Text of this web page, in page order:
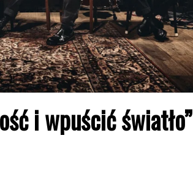
i wpuścić światło”